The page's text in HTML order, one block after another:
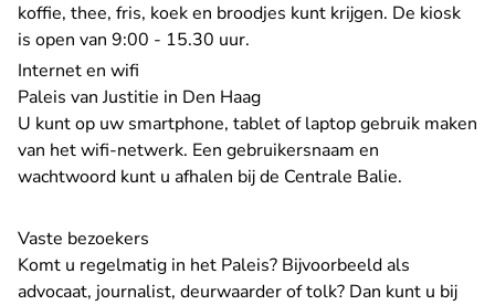
koffie, thee, fris, koek en broodjes kunt krijgen. De kiosk
is open van 9:00 - 15.30 uur.
Internet en wifi
Paleis van Justitie in Den Haag
U kunt op uw smartphone, tablet of laptop gebruik maken
van het wifi-netwerk. Een gebruikersnaam en
wachtwoord kunt u afhalen bij de Centrale Balie.
Vaste bezoekers
Komt u regelmatig in het Paleis? Bijvoorbeeld als
advocaat, journalist, deurwaarder of tolk? Dan kunt u bij